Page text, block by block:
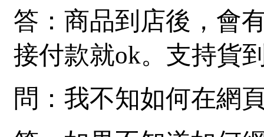
答：商品到店後，會
接付款就ok。支持貨
問：我不知如何在網